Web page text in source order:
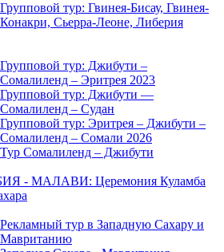
Групповой тур: Гвинея-Бисау, Гвинея-
Конакри, Сьерра-Леоне, Либерия
Групповой тур: Джибути –
Cомалиленд – Эритрея 2023
Групповой тур: Джибути —
Сомалиленд – Судан
Групповой тур: Эритрея – Джибути –
Сомалиленд – Сомали 2026
Тур Cомалиленд – Джибути
- МАЛАВИ: Церемония Куламба
Рекламный тур в Западную Сахару и
Мавританию